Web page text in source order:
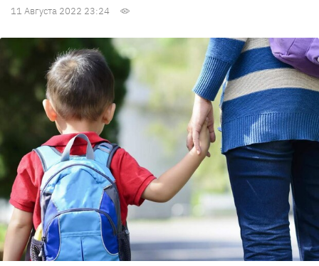
11 Августа 2022 23:24